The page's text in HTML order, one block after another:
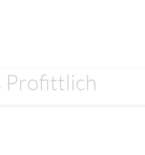
Profittlich